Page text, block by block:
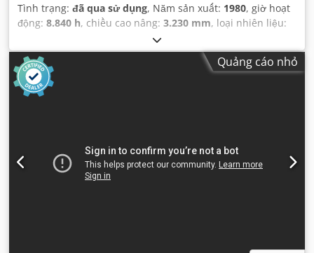
Tình trạng: đã qua sử dụng, Năm sản xuất: 1980, giờ hoạt
động: 8.840 h, chiều cao nâng: 3.230 mm, loại nhiên liệu:
, chiều dài càng:
rộng càng:2.280 mm, tổng chiều cao:3.560 mm, tổng
chiều dài:
2.560 mm, màu sắc:
xanh lam
Quảng cáo nhỏ